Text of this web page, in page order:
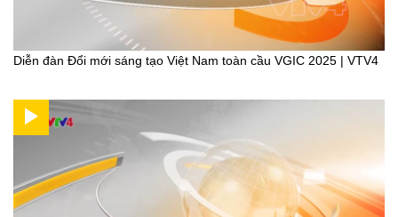
Diễn đàn Đổi mới sáng tạo Việt Nam toàn cầu VGIC 2025 | VTV4